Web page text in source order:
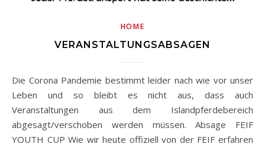
HOME
VERANSTALTUNGSABSAGEN
Die Corona Pandemie bestimmt leider nach wie vor unser
Leben und so bleibt es nicht aus, dass auch
Veranstaltungen aus dem Islandpferdebereich
abgesagt/verschoben werden müssen. Absage FEIF
YOUTH CUP Wie wir heute offiziell von der FEIF erfahren